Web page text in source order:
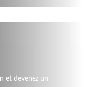
et devenez un